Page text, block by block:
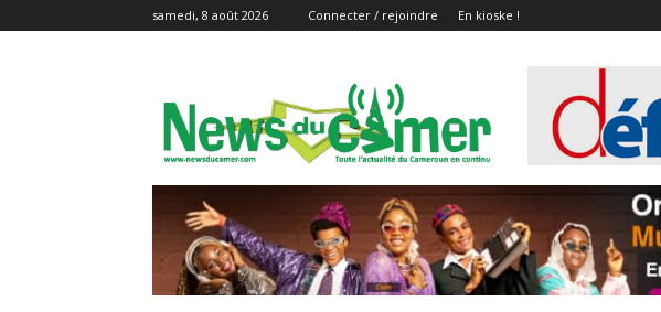
samedi, 8 août 2026 Connecter / rejoindre En kioske !